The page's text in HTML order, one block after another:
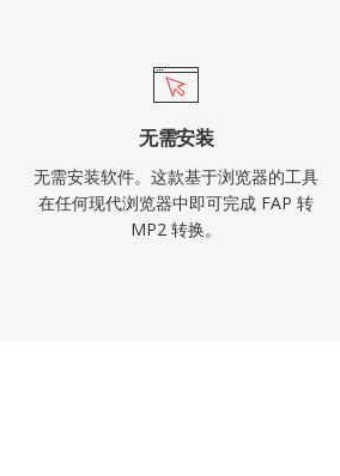
无需安装
无需安装软件。这款基于浏览器的工具
在任何现代浏览器中即可完成 FAP 转
MP2 转换。